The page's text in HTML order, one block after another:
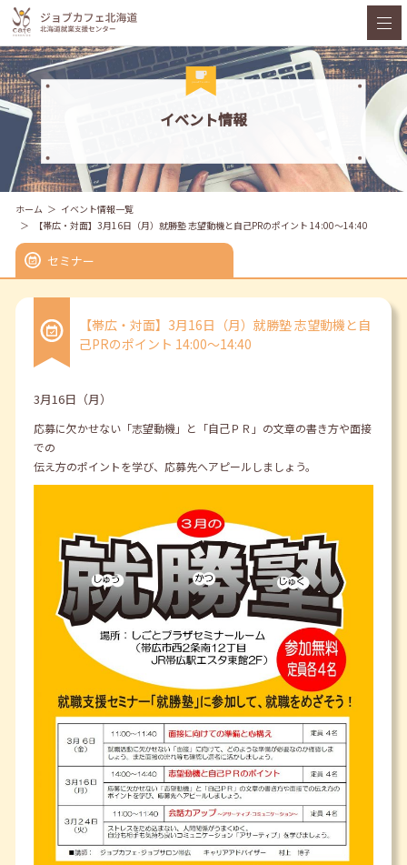
イベント情報
ホーム
イベント情報一覧
【帯広・対面】3月16日（月）就勝塾 志望動機と自己PRのポイント 14:00～14:40
セミナー
【帯広・対面】3月16日（月）就勝塾 志望動機と自
己PRのポイント 14:00～14:40
3月16日（月）
応募に欠かせない「志望動機」と「自己ＰＲ」の文章の書き方や面接
での
伝え方のポイントを学び、応募先へアピールしましょう。